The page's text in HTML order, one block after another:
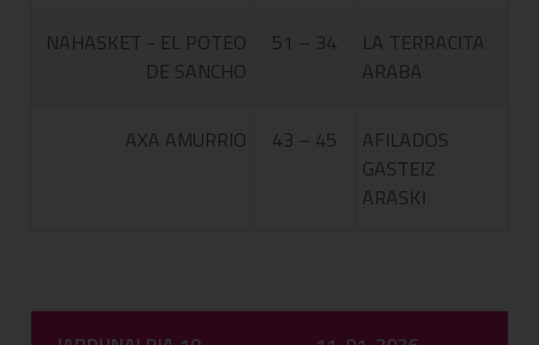
NAHASKET - EL POTEO
DE SANCHO
51 – 34
LA TERRACITA
ARABA
AXA AMURRIO 43 – 45
AFILADOS
GASTEIZ
ARASKI